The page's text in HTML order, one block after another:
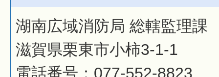
湖南広域消防局 総轄監理課
滋賀県栗東市小柿3-1-1
電話番号：077-552-8823